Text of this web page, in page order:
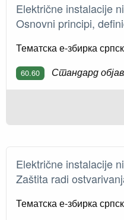
Električne instalacije
Osnovni principi,
Тематска е-збирка
60.60 Стандард
Električne instalacije
Zaštita radi
Тематска е-збирка